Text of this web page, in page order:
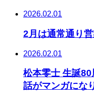
2026.02.01
2月は通常通り営
2026.02.01
松本零士 生誕
話がマンガにな